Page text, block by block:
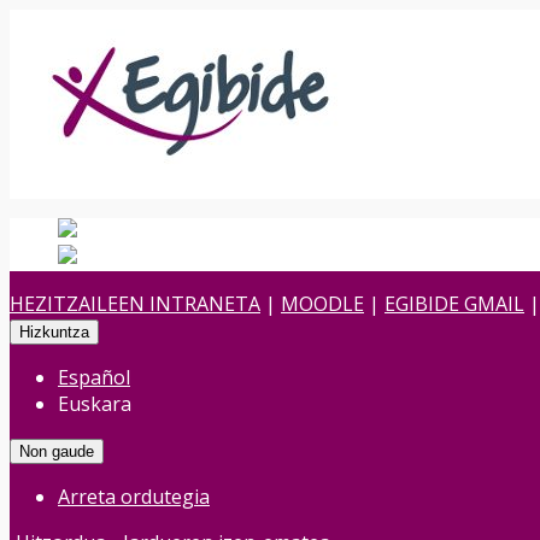
HEZITZAILEEN INTRANETA | MOODLE | EGIBIDE GMAIL |
Hizkuntza
Español
Euskara
Non gaude
Arreta ordutegia